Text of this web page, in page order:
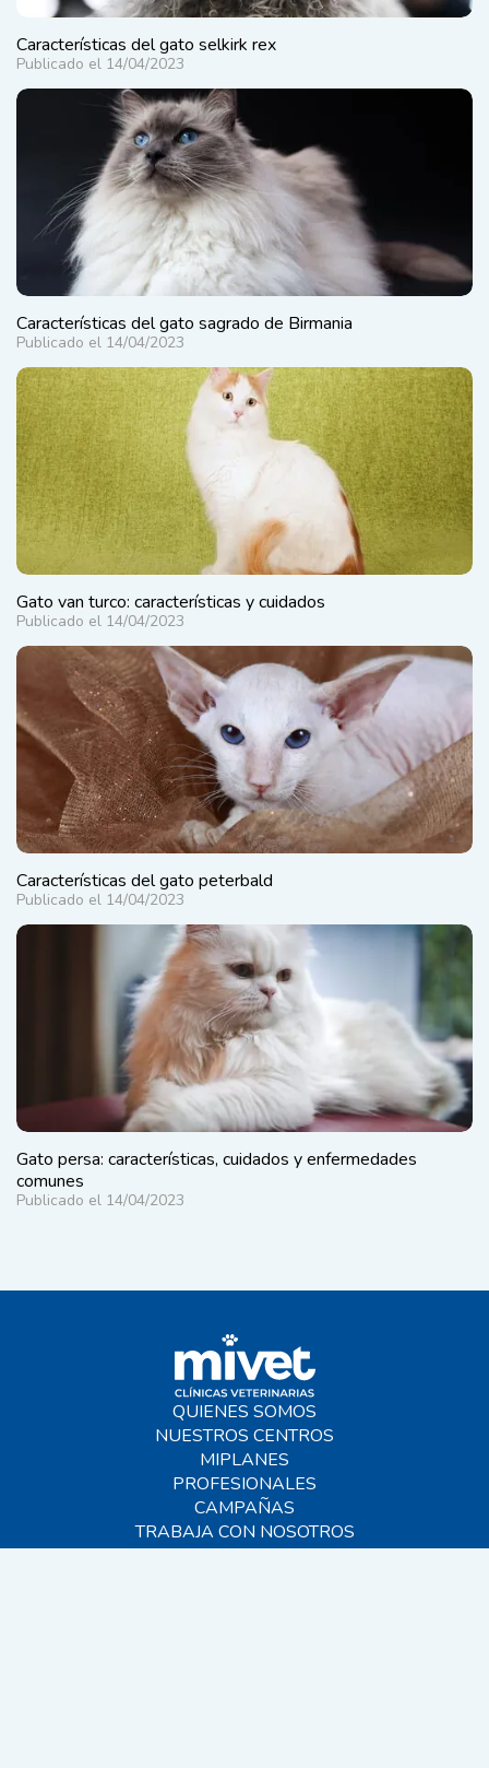
Características del gato selkirk rex
Publicado el 14/04/2023
Características del gato sagrado de Birmania
Publicado el 14/04/2023
Gato van turco: características y cuidados
Publicado el 14/04/2023
Características del gato peterbald
Publicado el 14/04/2023
Gato persa: características, cuidados y enfermedades
comunes
Publicado el 14/04/2023
QUIENES SOMOS
NUESTROS CENTROS
MIPLANES
PROFESIONALES
CAMPAÑAS
TRABAJA CON NOSOTROS
BLOG